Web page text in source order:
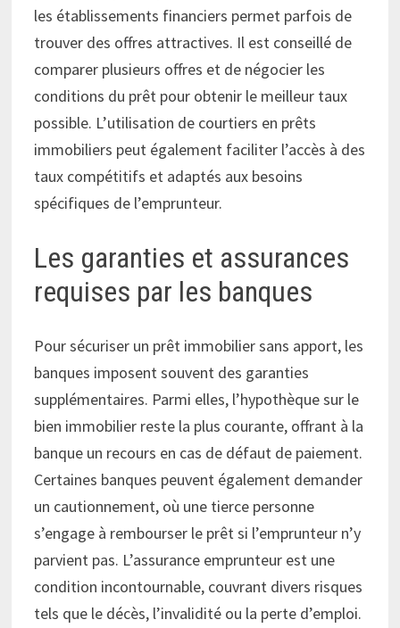
les établissements financiers permet parfois de
trouver des offres attractives. Il est conseillé de
comparer plusieurs offres et de négocier les
conditions du prêt pour obtenir le meilleur taux
possible. L’utilisation de courtiers en prêts
immobiliers peut également faciliter l’accès à des
taux compétitifs et adaptés aux besoins
spécifiques de l’emprunteur.
Les garanties et assurances
requises par les banques
Pour sécuriser un prêt immobilier sans apport, les
banques imposent souvent des garanties
supplémentaires. Parmi elles, l’hypothèque sur le
bien immobilier reste la plus courante, offrant à la
banque un recours en cas de défaut de paiement.
Certaines banques peuvent également demander
un cautionnement, où une tierce personne
s’engage à rembourser le prêt si l’emprunteur n’y
parvient pas. L’assurance emprunteur est une
condition incontournable, couvrant divers risques
tels que le décès, l’invalidité ou la perte d’emploi.